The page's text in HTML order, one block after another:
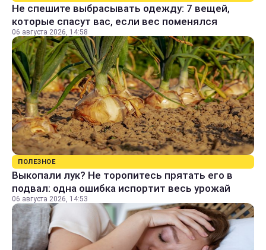
Не спешите выбрасывать одежду: 7 вещей,
которые спасут вас, если вес поменялся
06 августа 2026, 14:58
ПОЛЕЗНОЕ
Выкопали лук? Не торопитесь прятать его в
подвал: одна ошибка испортит весь урожай
06 августа 2026, 14:53